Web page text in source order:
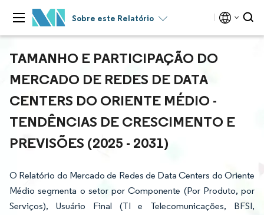
Sobre este Relatório
TAMANHO E PARTICIPAÇÃO DO
MERCADO DE REDES DE DATA
CENTERS DO ORIENTE MÉDIO -
TENDÊNCIAS DE CRESCIMENTO E
PREVISÕES (2025 - 2031)
O Relatório do Mercado de Redes de Data Centers do Oriente
Médio segmenta o setor por Componente (Por Produto, por
Serviços), Usuário Final (TI e Telecomunicações, BFSI,